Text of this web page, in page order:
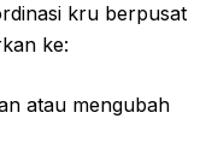
kru berpusat
ke:
atau mengubah